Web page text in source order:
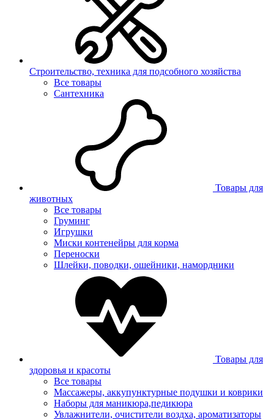
Строительство, техника для подсобного хозяйства
Все товары
Сантехника
Товары для
животных
Все товары
Груминг
Игрушки
Миски контенейры для корма
Переноски
Шлейки, поводки, ошейники, намордники
Товары для
здоровья и красоты
Все товары
Массажеры, аккупунктурные подушки и коврики
Наборы для маникюра,педикюра
Увлажнители, очистители воздха, ароматизаторы